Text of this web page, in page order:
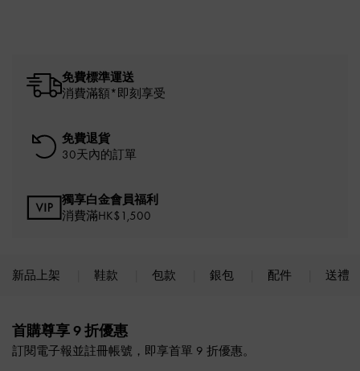
免費標準運送
消費滿額*即刻享受
免費退貨
30天內的訂單
獨享白金會員福利
消費滿HK$1,500
新品上架 鞋款 包款 銀包 配件 送禮
首購尊享 9 折優惠
訂閱電子報並註冊帳號，即享首單 9 折優惠。